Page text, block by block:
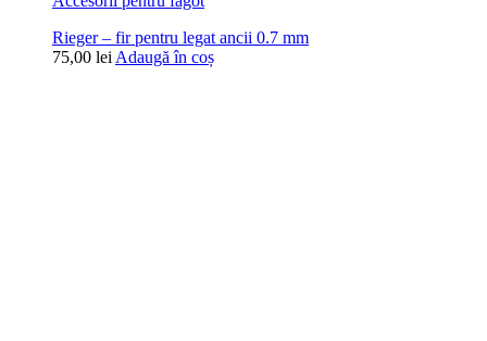
Rieger – fir pentru legat ancii 0.7 mm
75,00 lei Adaugă în coș